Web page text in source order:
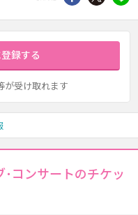
録する
が受け取れます
コンサートのチケッ